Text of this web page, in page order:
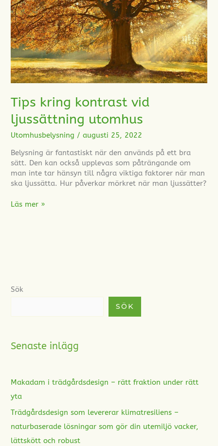
Tips kring kontrast vid
ljussättning utomhus
Utomhusbelysning /augusti 25, 2022
Belysning är fantastiskt när den används på ett bra
sätt. Den kan också upplevas som påträngande om
man inte tar hänsyn till några viktiga faktorer när man
ska ljussätta. Hur påverkar mörkret när man ljussätter?
utomhus
Läs mer »
Sök
SÖK
Senaste inlägg
Makadam i trädgårdsdesign – rätt fraktion under rätt
yta
Trädgårdsdesign som levererar klimatresiliens –
naturbaserade lösningar som gör din utemiljö vacker,
lättskött och robust